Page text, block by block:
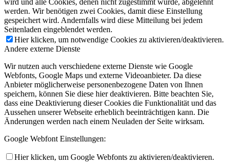
wird und alle Cookies, denen nicht zugestimmt wurde, abgelehnt
werden. Wir benötigen zwei Cookies, damit diese Einstellung
gespeichert wird. Andernfalls wird diese Mitteilung bei jedem
Seitenladen eingeblendet werden.
Hier klicken, um notwendige Cookies zu aktivieren/deaktivieren.
Andere externe Dienste
Wir nutzen auch verschiedene externe Dienste wie Google
Webfonts, Google Maps und externe Videoanbieter. Da diese
Anbieter möglicherweise personenbezogene Daten von Ihnen
speichern, können Sie diese hier deaktivieren. Bitte beachten Sie,
dass eine Deaktivierung dieser Cookies die Funktionalität und das
Aussehen unserer Webseite erheblich beeinträchtigen kann. Die
Änderungen werden nach einem Neuladen der Seite wirksam.
Google Webfont Einstellungen:
Hier klicken, um Google Webfonts zu aktivieren/deaktivieren.